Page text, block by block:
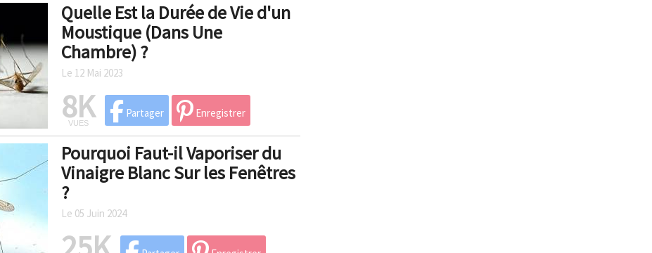
Quelle Est la Durée de Vie d'un
Moustique (Dans Une
Chambre) ?
Le 12 Mai 2023
8K
VUES
Partager Enregistrer
Pourquoi Faut-il Vaporiser du
Vinaigre Blanc Sur les Fenêtres
?
Le 05 Juin 2024